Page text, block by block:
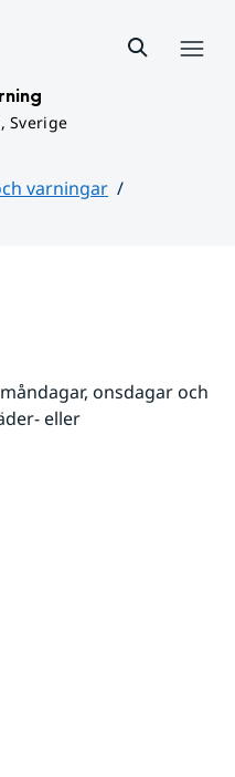
Sverige
varningar
onsdagar och
eller